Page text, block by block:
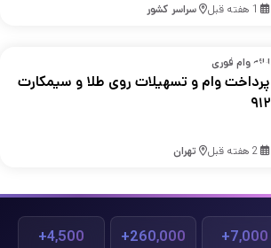
1 هفته قبل سراسر کشور
ارائه وام فوری
پرداخت وام و تسهیلات روی طلا و سیمکارت
۹۱۲
2 هفته قبل تهران
7,000+
260,000+
4,500+